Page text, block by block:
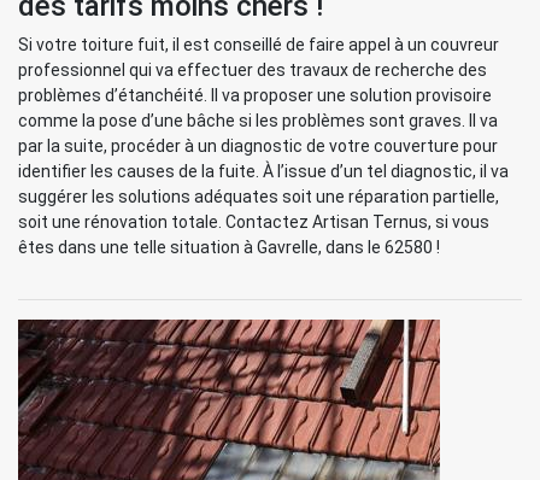
Si votre toiture fuit, il est conseillé de faire appel à un couvreur
professionnel qui va effectuer des travaux de recherche des
problèmes d’étanchéité. Il va proposer une solution provisoire
comme la pose d’une bâche si les problèmes sont graves. Il va
par la suite, procéder à un diagnostic de votre couverture pour
identifier les causes de la fuite. À l’issue d’un tel diagnostic, il va
suggérer les solutions adéquates soit une réparation partielle,
soit une rénovation totale. Contactez Artisan Ternus, si vous
êtes dans une telle situation à Gavrelle, dans le 62580 !